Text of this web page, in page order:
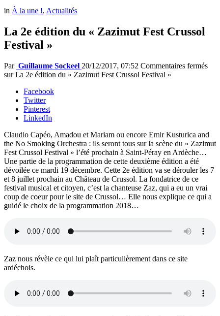
in À la une !, Actualités
La 2e édition du « Zazimut Fest Crussol
Festival »
Par Guillaume Sockeel 20/12/2017, 07:52 Commentaires fermés
sur La 2e édition du « Zazimut Fest Crussol Festival »
Facebook
Twitter
Pinterest
LinkedIn
Claudio Capéo, Amadou et Mariam ou encore Emir Kusturica and
the No Smoking Orchestra : ils seront tous sur la scène du « Zazimut
Fest Crussol Festival » l’été prochain à Saint-Péray en Ardèche…
Une partie de la programmation de cette deuxième édition a été
dévoilée ce mardi 19 décembre. Cette 2e édition va se dérouler les 7
et 8 juillet prochain au Château de Crussol. La fondatrice de ce
festival musical et citoyen, c’est la chanteuse Zaz, qui a eu un vrai
coup de coeur pour le site de Crussol… Elle nous explique ce qui a
guidé le choix de la programmation 2018…
Zaz nous révèle ce qui lui plaît particulièrement dans ce site
ardéchois.